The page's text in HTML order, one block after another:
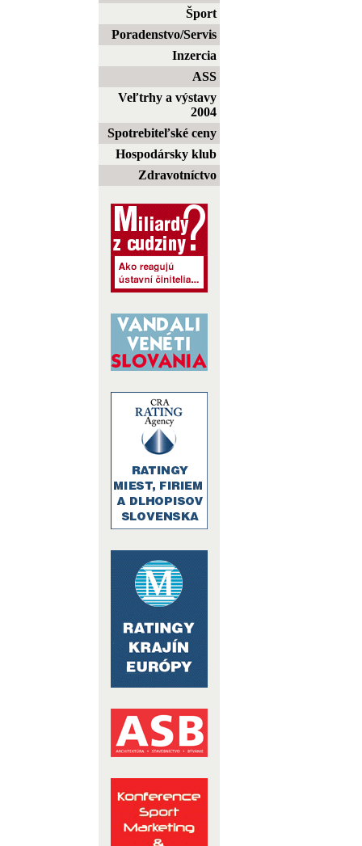
Šport
Poradenstvo/Servis
Inzercia
ASS
Veľtrhy a výstavy
2004
Spotrebiteľské ceny
Hospodársky klub
Zdravotníctvo